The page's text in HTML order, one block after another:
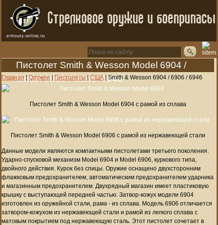
Пистолет Smith & Wesson Model 6904 /
Model 6906 / Model 6946
Главная|Оружие|Пистолеты|США|Smith & Wesson 6904 / 6906 / 6946
Пистолет Smith & Wesson Model 6904 с рамой из сплава
Пистолет Smith & Wesson Model 6906 с рамой из нержавеющей стали
Данные модели являются компактными пистолетами третьего поколения.
Ударно-спусковой механизм Model 6904 и Model 6906, куркового типа,
двойного действия. Курок без спицы. Оружие оснащено двухсторонним
флажковым предохранителем, автоматическим предохранителем ударника
и магазинным предохранителем. Двухрядный магазин имеет пластиковую
крышку с выступающей передней частью. Затвор-кожух модели 6904
изготовлен из оружейной стали, рама - из сплава. Модель 6906 отличается
затвором-кожухом из нержавеющей стали и рамой из легкого сплава с
матовым покрытием под нержавеющую сталь. Этот пистолет сочетает в